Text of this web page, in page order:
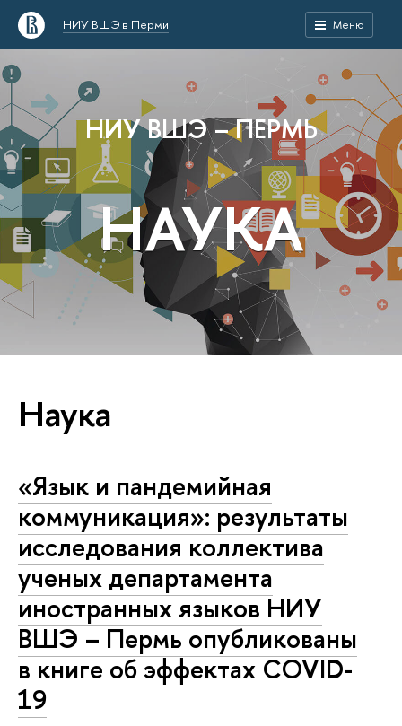
НИУ ВШЭ в Перми Меню
НИУ ВШЭ – ПЕРМЬ
НАУКА
Наука
«Язык и пандемийная
коммуникация»: результаты
исследования коллектива
ученых департамента
иностранных языков НИУ
ВШЭ – Пермь опубликованы
в книге об эффектах COVID-
19